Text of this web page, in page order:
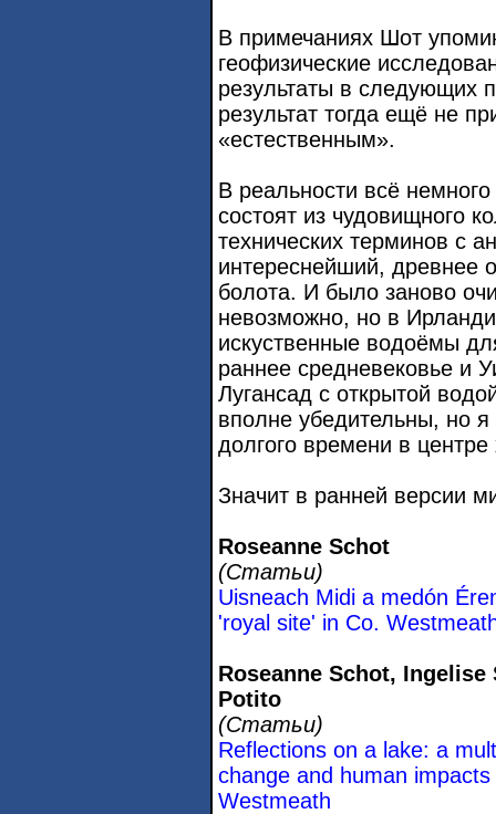
В примечаниях Шот
геофизические
результаты в следующих
результат тогда ещё не
«естественным».
В реальности всё
состоят из чудовищного
технических терминов с
интереснейший, древнее
болота. И было заново
невозможно, но в
искуственные водоёмы
раннее средневековье и
Лугансад с открытой
вполне убедительны, но
долгого времени в
Значит в ранней версии
Roseanne Schot
(Статьи)
Uisneach Midi a medón
'royal site' in Co.
Roseanne Schot,
Potito
(Статьи)
Reflections on a lake: a
change and human
Westmeath